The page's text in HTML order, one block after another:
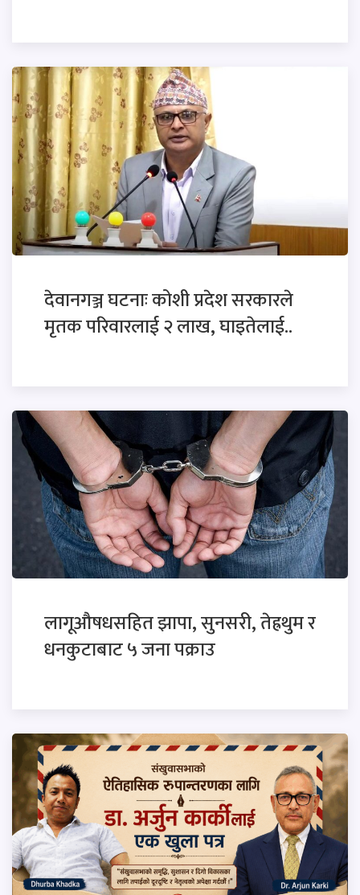
देवानगञ्ज घटनाः कोशी प्रदेश सरकारले
मृतक परिवारलाई २ लाख, घाइतेलाई..
लागूऔषधसहित झापा, सुनसरी, तेह्रथुम र
धनकुटाबाट ५ जना पक्राउ